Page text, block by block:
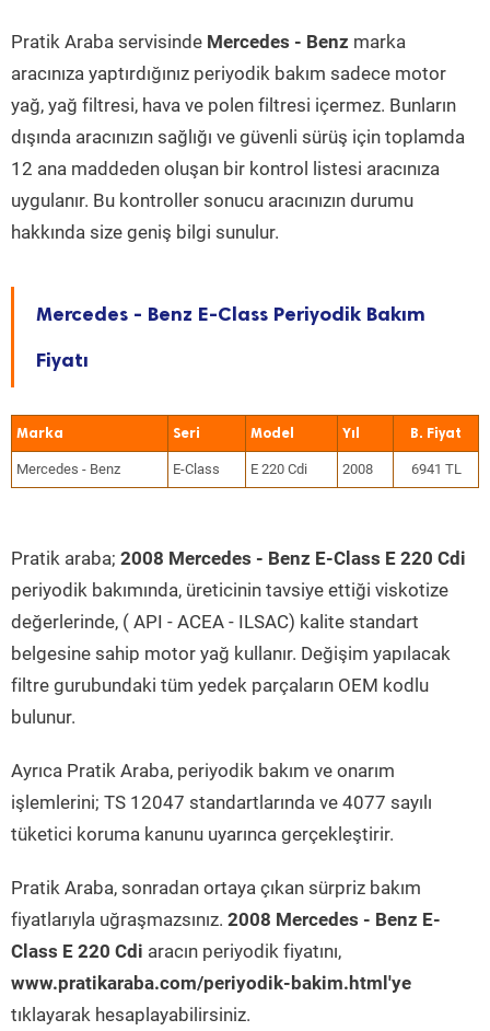
Pratik Araba servisinde Mercedes - Benz marka
aracınıza yaptırdığınız periyodik bakım sadece motor
yağ, yağ filtresi, hava ve polen filtresi içermez. Bunların
dışında aracınızın sağlığı ve güvenli sürüş için toplamda
12 ana maddeden oluşan bir kontrol listesi aracınıza
uygulanır. Bu kontroller sonucu aracınızın durumu
hakkında size geniş bilgi sunulur.
Mercedes - Benz E-Class Periyodik Bakım
Fiyatı
Marka Seri Model Yıl
Mercedes - Benz E-Class E 220 Cdi 2008 6941 TL
Pratik araba; 2008 Mercedes - Benz E-Class E 220 Cdi
periyodik bakımında, üreticinin tavsiye ettiği viskotize
değerlerinde, ( API - ACEA - ILSAC) kalite standart
belgesine sahip motor yağ kullanır. Değişim yapılacak
filtre gurubundaki tüm yedek parçaların OEM kodlu
bulunur.
Ayrıca Pratik Araba, periyodik bakım ve onarım
işlemlerini; TS 12047 standartlarında ve 4077 sayılı
tüketici koruma kanunu uyarınca gerçekleştirir.
Pratik Araba, sonradan ortaya çıkan sürpriz bakım
fiyatlarıyla uğraşmazsınız. 2008 Mercedes - Benz E-
Class E 220 Cdi aracın periyodik fiyatını,
www.pratikaraba.com/periyodik-bakim.html'ye
tıklayarak hesaplayabilirsiniz.